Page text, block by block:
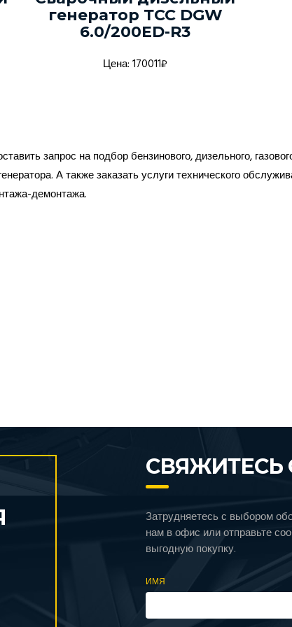
генератор ТСС DGW
6.0/200ED-R3
Цена: 170011₽
запрос на подбор бензинового, дизельного,
А также заказать услуги технического
демонтажа.
СВЯЖИТЕСЬ
Затрудняетесь с выбором
нам в офис или отправьте
выгодную покупку.
ИМЯ